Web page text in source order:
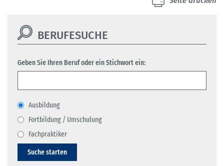
BERUFESUCHE
Geben Sie Ihren Beruf oder ein Stichwort ein:
Ausbildung
Fortbildung / Umschulung
Fachpraktiker
Suche starten